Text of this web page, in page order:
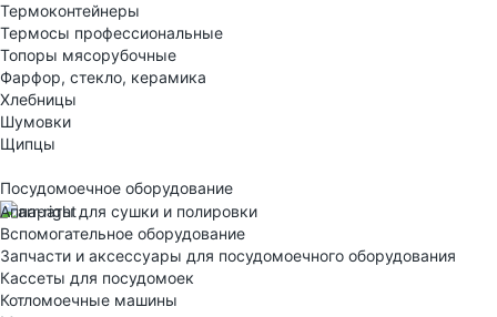
Термоконтейнеры
Термосы профессиональные
Топоры мясорубочные
Фарфор, стекло, керамика
Хлебницы
Шумовки
Щипцы
Посудомоечное оборудование
Аппараты для сушки и полировки
Вспомогательное оборудование
Запчасти и аксессуары для посудомоечного оборудования
Кассеты для посудомоек
Котломоечные машины